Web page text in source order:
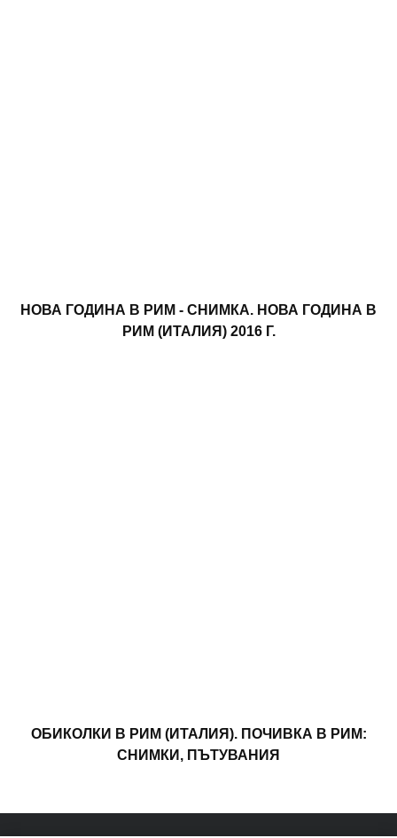
НОВА ГОДИНА В РИМ - СНИМКА. НОВА ГОДИНА В
РИМ (ИТАЛИЯ) 2016 Г.
ОБИКОЛКИ В РИМ (ИТАЛИЯ). ПОЧИВКА В РИМ:
СНИМКИ, ПЪТУВАНИЯ